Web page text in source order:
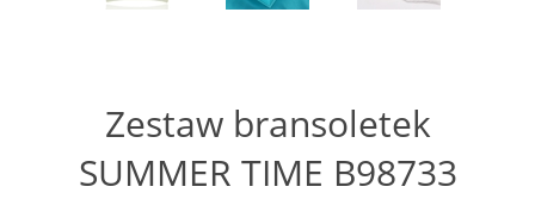
Zestaw bransoletek
SUMMER TIME B98733